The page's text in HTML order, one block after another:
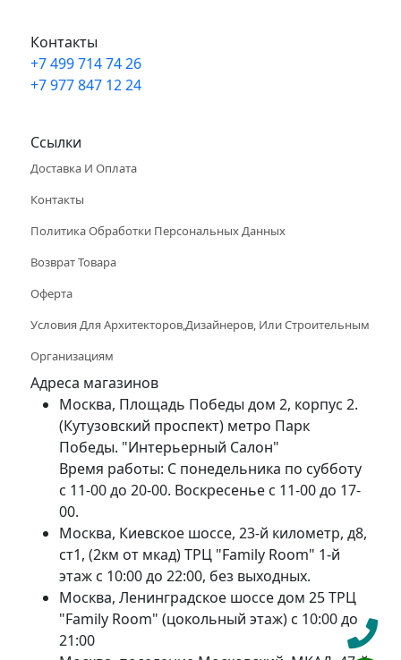
Контакты
+7 499 714 74 26
+7 977 847 12 24
Ссылки
Доставка И Оплата
Контакты
Политика Обработки Персональных Данных
Возврат Товара
Оферта
Условия Для Архитекторов,дизайнеров, Или Строительным
Организациям
Адреса магазинов
Москва, Площадь Победы дом 2, корпус 2.
(Кутузовский проспект) метро Парк
Победы. "Интерьерный Салон"
Время работы: С понедельника по субботу
с 11-00 до 20-00. Воскресенье с 11-00 до 17-
00.
Москва, Киевское шоссе, 23-й километр, д8,
ст1, (2км от мкад) ТРЦ "Family Room" 1-й
этаж с 10:00 до 22:00, без выходных.
Москва, Ленинградское шоссе дом 25 ТРЦ
"Family Room" (цокольный этаж) с 10:00 до
21:00